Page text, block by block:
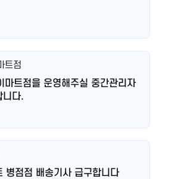
트점
마트점을 운영해주실 중간관리자
니다.
병점점 배송기사 급구합니다